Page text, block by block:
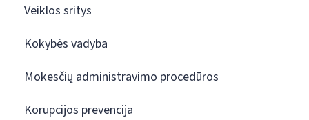
Veiklos sritys
Kokybės vadyba
Mokesčių administravimo procedūros
Korupcijos prevencija